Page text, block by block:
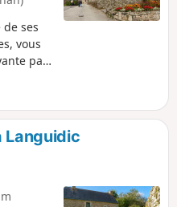
ses
vous
par
vous
de
Languidic